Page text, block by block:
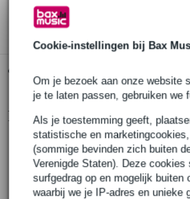
Cookie-instellingen bij Bax
Om je bezoek aan onze website
je te laten passen, gebruiken we
Als je toestemming geeft,
statistische en
(sommige bevinden zich buiten
Verenigde Staten). Deze
surfgedrag op en mogelijk buiten
waarbij we je IP-adres en unieke
3 jaar Bax Music garantie
Productinformatie
set van 8 snaren
materiaal: staal, fosforbrons
geschikt voor: octaaf mandoline